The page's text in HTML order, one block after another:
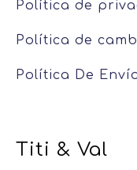
Política de
Política de
Política De
Titi & Val